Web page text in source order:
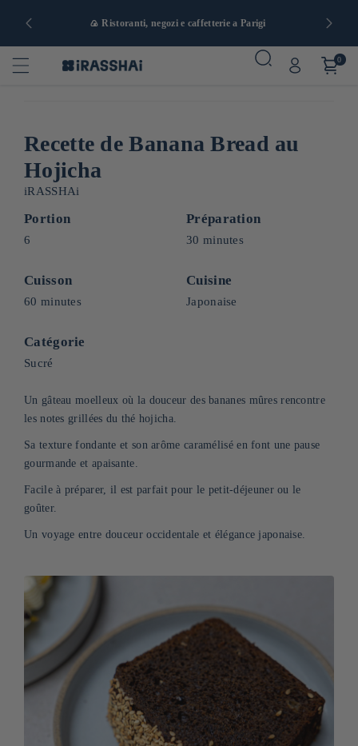
🍙 Ristoranti, negozi e caffetterie a Parigi
0
Recette de Banana Bread au
Hojicha
iRASSHAi
Portion
6
Préparation
30 minutes
Cuisson
60 minutes
Cuisine
Japonaise
Catégorie
Sucré
Un gâteau moelleux où la douceur des bananes mûres rencontre
les notes grillées du thé hojicha.
Sa texture fondante et son arôme caramélisé en font une pause
gourmande et apaisante.
Facile à préparer, il est parfait pour le petit-déjeuner ou le
goûter.
Un voyage entre douceur occidentale et élégance japonaise.